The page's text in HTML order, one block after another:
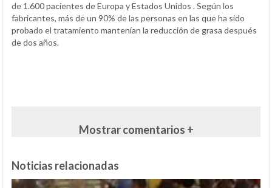
de 1.600 pacientes de Europa y Estados Unidos . Según los
fabricantes, más de un 90% de las personas en las que ha sido
probado el tratamiento mantenían la reducción de grasa después
de dos años.
Mostrar comentarios +
Noticias relacionadas